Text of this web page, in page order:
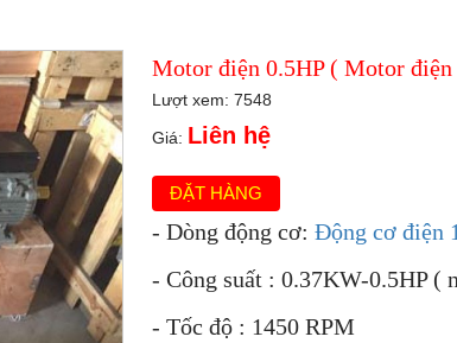
Motor điện 0.5HP ( Motor
Lượt xem: 7548
Giá: Liên hệ
ĐẶT HÀNG
- Dòng động cơ: Động cơ điện
- Công suất : 0.37KW-0.5HP (
- Tốc độ : 1450 RPM